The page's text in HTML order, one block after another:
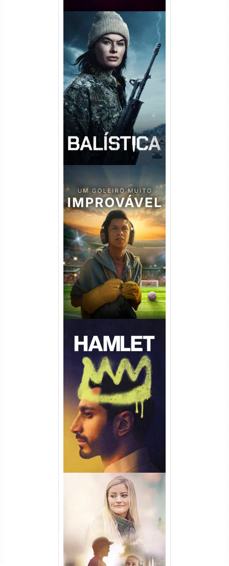
Balística Torrent (2025) WEB-
DL 1080p Dual Áudio
Um Goleiro Muito Improvável
Torrent (2026) WEB-DL 1080p
Dual Áudio
Hamlet Torrent (2026) WEB-
DL 1080p Dual Áudio
Uma Amizade para Recordar
Torrent (2025) WEB-DL 1080p
Dual Áudio